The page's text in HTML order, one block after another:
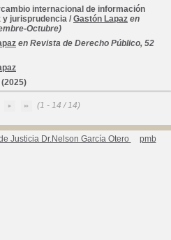
internacional de información
y jurisprudencia / Gastón Lapaz en
Octubre)
en Revista de Derecho Público, 52
(2025)
(1 - 14 / 14)
Justicia Dr.Nelson García Otero pmb